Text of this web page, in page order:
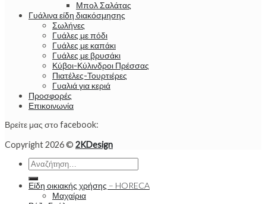
Μπολ Σαλάτας
Γυάλινα είδη διακόσμησης
Σωλήνες
Γυάλες με πόδι
Γυάλες με καπάκι
Γυάλες με βρυσάκι
Κύβοι-Κύλινδροι Πρέσσας
Πιατέλες-Τουρτιέρες
Γυαλιά για κεριά
Προσφορές
Επικοινωνία
Βρείτε μας στο facebook:
Copyright 2026 © 2KDesign
Αναζήτηση
για:
Είδη οικιακής χρήσης – HORECA
Μαχαίρια